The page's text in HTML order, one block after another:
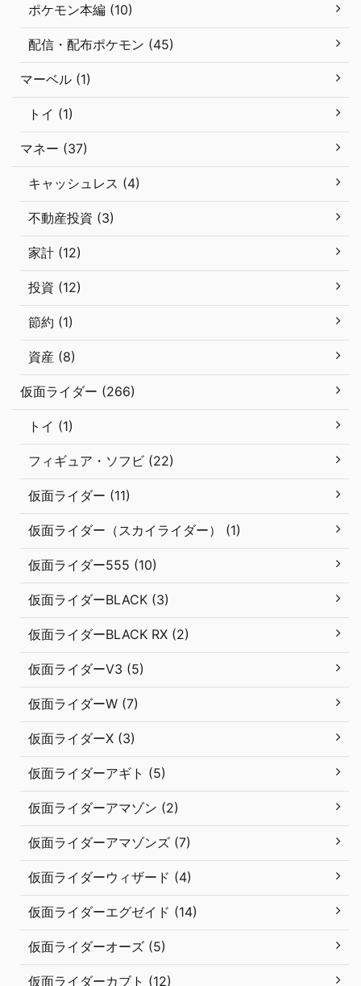
ポケモン本編 (10)
配信・配布ポケモン (45)
マーベル (1)
トイ (1)
マネー (37)
キャッシュレス (4)
不動産投資 (3)
家計 (12)
投資 (12)
節約 (1)
資産 (8)
仮面ライダー (266)
トイ (1)
フィギュア・ソフビ (22)
仮面ライダー (11)
仮面ライダー（スカイライダー） (1)
仮面ライダー555 (10)
仮面ライダーBLACK (3)
仮面ライダーBLACK RX (2)
仮面ライダーV3 (5)
仮面ライダーW (7)
仮面ライダーX (3)
仮面ライダーアギト (5)
仮面ライダーアマゾン (2)
仮面ライダーアマゾンズ (7)
仮面ライダーウィザード (4)
仮面ライダーエグゼイド (14)
仮面ライダーオーズ (5)
仮面ライダーカブト (12)